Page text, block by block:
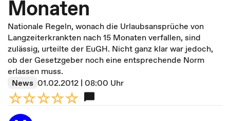
Monaten
Nationale Regeln, wonach die Urlaubsansprüche von
Langzeiterkrankten nach 15 Monaten verfallen, sind
zulässig, urteilte der EuGH. Nicht ganz klar war jedoch,
ob der Gesetzgeber noch eine entsprechende Norm
erlassen muss.
News 01.02.2012 | 08:00 Uhr